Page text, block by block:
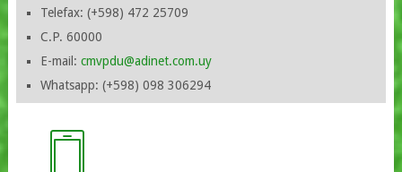
Telefax: (+598) 472 25709
C.P. 60000
E-mail: cmvpdu@adinet.com.uy
Whatsapp: (+598) 098 306294